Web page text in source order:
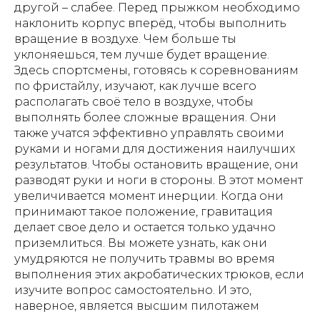
другой – слабее. Перед прыжком необходимо
наклонить корпус вперёд, чтобы выполнить
вращение в воздухе. Чем больше ты
уклоняешься, тем лучше будет вращение.
Здесь спортсмены, готовясь к соревнованиям
по фристайлу, изучают, как лучше всего
располагать своё тело в воздухе, чтобы
выполнять более сложные вращения. Они
также учатся эффективно управлять своими
руками и ногами для достижения наилучших
результатов. Чтобы остановить вращение, они
разводят руки и ноги в стороны. В этот момент
увеличивается момент инерции. Когда они
принимают такое положение, гравитация
делает свое дело и остается только удачно
приземлиться. Вы можете узнать, как они
умудряются не получить травмы во время
выполнения этих акробатических трюков, если
изучите вопрос самостоятельно. И это,
наверное, является высшим пилотажем